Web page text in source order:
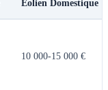
Éolien Domestique
10 000-15 000 €